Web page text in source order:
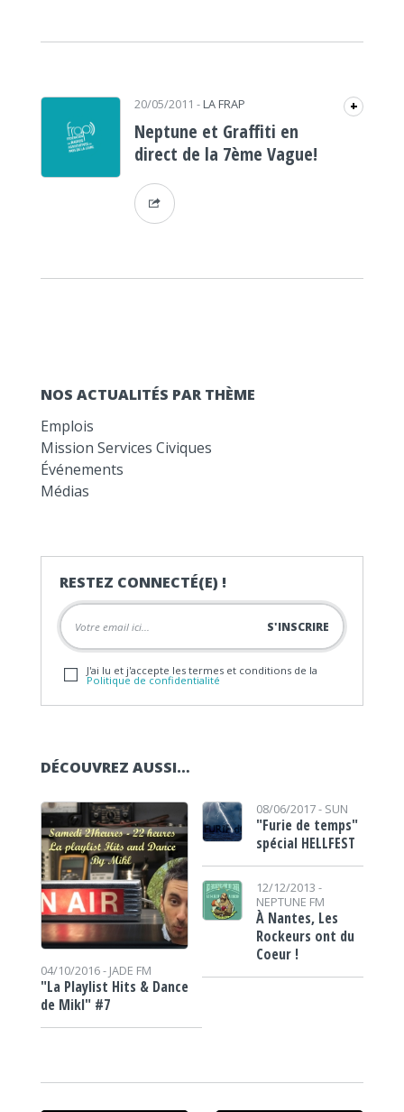
20/05/2011- LA FRAP +
Neptune et Graffiti en
direct de la 7ème Vague!
NOS ACTUALITÉS PAR THÈME
Emplois
Mission Services Civiques
Événements
Médias
RESTEZ CONNECTÉ(E) !
J'ai lu et j'accepte les termes et conditions de la
Politique de confidentialité
DÉCOUVREZ AUSSI…
04/10/2016 - JADE FM
"La Playlist Hits & Dance
de Mikl" #7
08/06/2017 - SUN
"Furie de temps"
spécial HELLFEST
12/12/2013 -
NEPTUNE FM
À Nantes, Les
Rockeurs ont du
Coeur !